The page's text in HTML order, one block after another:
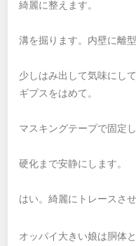
綺麗に整えます。
溝を掘ります。内壁に離
少しはみ出して気味にし
ギプスをはめて。
マスキングテープで固定
硬化まで安静にします。
はい。綺麗にトレースさせ
オッパイ大きい娘は胴体